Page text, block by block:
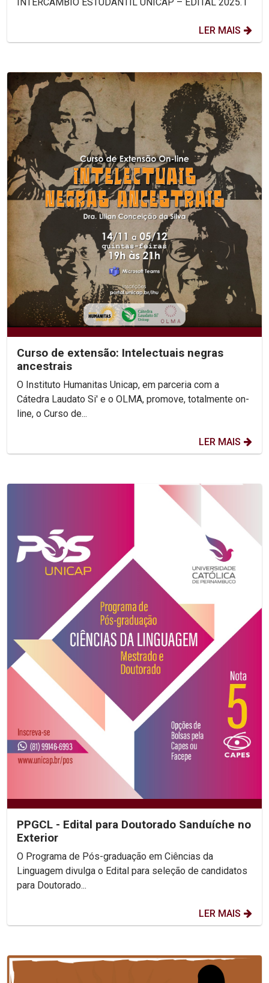
LER MAIS
Curso de extensão: Intelectuais negras
ancestrais
O Instituto Humanitas Unicap, em parceria com a
Cátedra Laudato Si' e o OLMA, promove, totalmente on-
line, o Curso de...
LER MAIS
PPGCL - Edital para Doutorado Sanduíche no
Exterior
O Programa de Pós-graduação em Ciências da
Linguagem divulga o Edital para seleção de candidatos
para Doutorado...
LER MAIS